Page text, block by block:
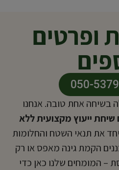
ופרטים
050-
בשיחה אחת טובה. אנחנו
שיחת ייעוץ מקצועית ללא
את תנאי השטח והחלומות
הקמת גינה מאפס או רק
– המומחים שלנו כאן כדי